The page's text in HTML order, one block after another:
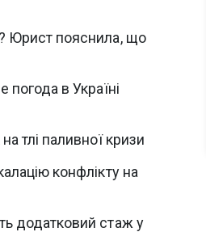
Юрист пояснила, що
в Україні
тлі паливної кризи
конфлікту на
додатковий стаж у